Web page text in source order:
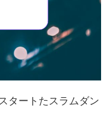
タートたスラムダン